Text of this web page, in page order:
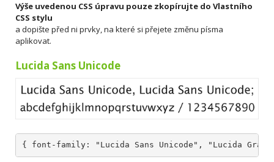
Výše uvedenou CSS úpravu pouze zkopírujte do Vlastního
CSS stylu
a dopište před ni prvky, na které si přejete změnu písma
aplikovat.
Lucida Sans Unicode
{ font-family: "Lucida Sans Unicode", "Lucida